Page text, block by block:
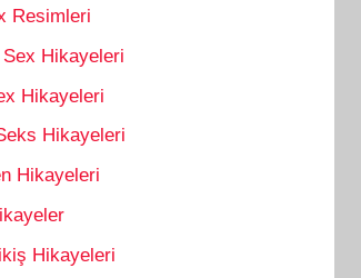
Resimleri
Hikayeleri
Hikayeleri
Hikayeleri
Hikayeleri
Hikayeleri